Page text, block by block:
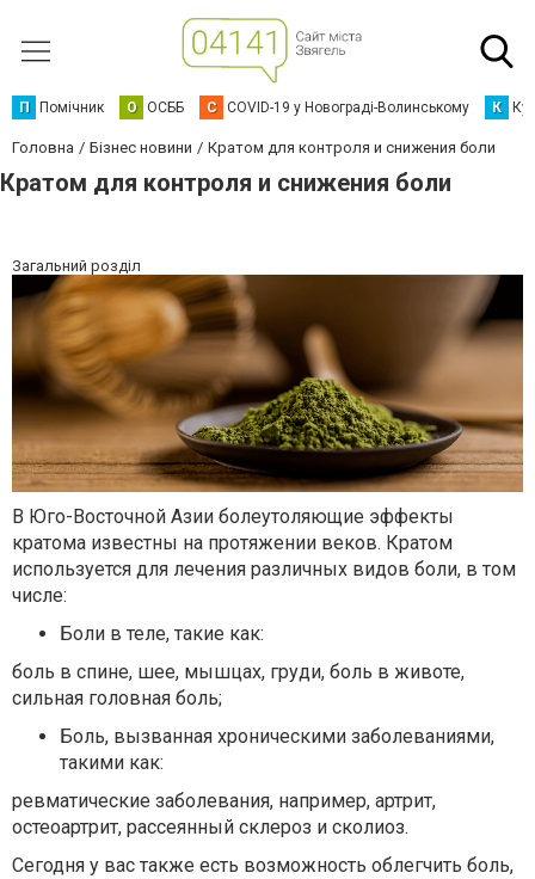
П Помічник О ОСББ C COVID-19 у Новограді-Волинському К
Головна Бізнес новини Кратом для контроля и снижения боли
Кратом для контроля и снижения боли
Загальний розділ
В Юго-Восточной Азии болеутоляющие эффекты
кратома известны на протяжении веков. Кратом
используется для лечения различных видов боли, в том
числе:
Боли в теле, такие как:
боль в спине, шее, мышцах, груди, боль в животе,
сильная головная боль;
Боль, вызванная хроническими заболеваниями,
такими как:
ревматические заболевания, например, артрит,
остеоартрит, рассеянный склероз и сколиоз.
Сегодня у вас также есть возможность облегчить боль,